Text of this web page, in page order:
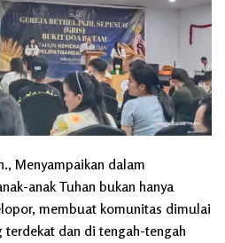
., Menyampaikan dalam
anak Tuhan bukan hanya
membuat komunitas dimulai
dan di tengah-tengah